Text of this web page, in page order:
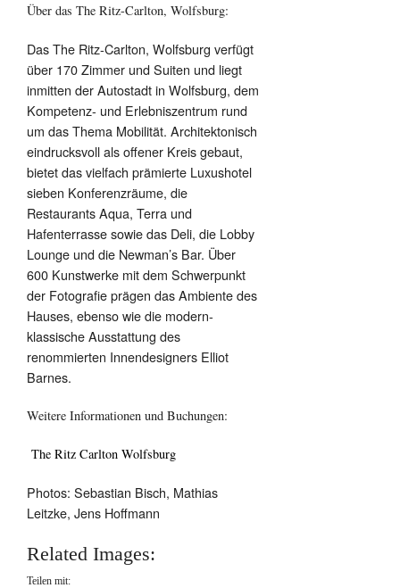
Über das The Ritz-Carlton, Wolfsburg:
Das The Ritz-Carlton, Wolfsburg verfügt
über 170 Zimmer und Suiten und liegt
inmitten der Autostadt in Wolfsburg, dem
Kompetenz- und Erlebniszentrum rund
um das Thema Mobilität. Architektonisch
eindrucksvoll als offener Kreis gebaut,
bietet das vielfach prämierte Luxushotel
sieben Konferenzräume, die
Restaurants Aqua, Terra und
Hafenterrasse sowie das Deli, die Lobby
Lounge und die Newman’s Bar. Über
600 Kunstwerke mit dem Schwerpunkt
der Fotografie prägen das Ambiente des
Hauses, ebenso wie die modern-
klassische Ausstattung des
renommierten Innendesigners Elliot
Barnes.
Weitere Informationen und Buchungen:
The Ritz Carlton Wolfsburg
Photos: Sebastian Bisch, Mathias
Leitzke, Jens Hoffmann
Related Images:
Teilen mit: